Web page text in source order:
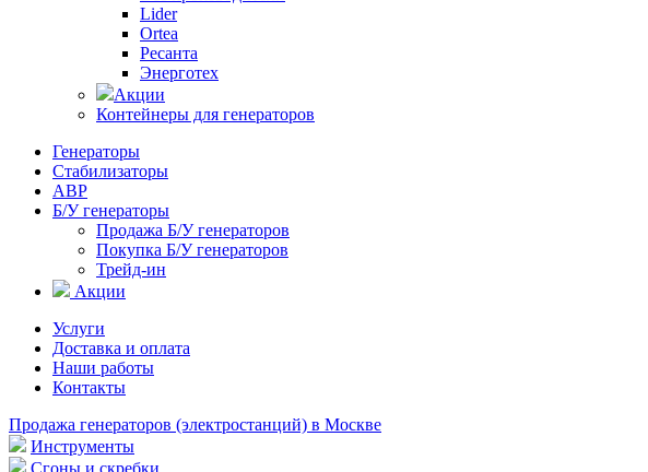
Lider
Ortea
Ресанта
Энерготех
Акции
Контейнеры для генераторов
Генераторы
Стабилизаторы
АВР
Б/У генераторы
Продажа Б/У генераторов
Покупка Б/У генераторов
Трейд-ин
Акции
Услуги
Доставка и оплата
Наши работы
Контакты
Продажа генераторов (электростанций) в Москве
Инструменты
Сгоны и скребки